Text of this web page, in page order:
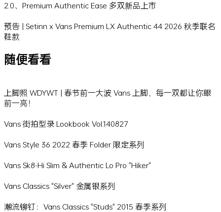
2.0、Premium Authentic Ease 多双新品上市
预告 | Setinn x Vans Premium LX Authentic 44 2026 秋季联名
鞋款
随便看看
上脚照 WDYWT | 春节前一大波 Vans 上脚，每一双都让你眼
前一亮！
Vans 街拍型录 Lookbook Vol.140827
Vans Style 36 2022 春季 Folder 限定系列
Vans Sk8-Hi Slim & Authentic Lo Pro "Hiker"
Vans Classics "Silver" 金属银系列
潮流铆钉：Vans Classics "Studs" 2015 春季系列